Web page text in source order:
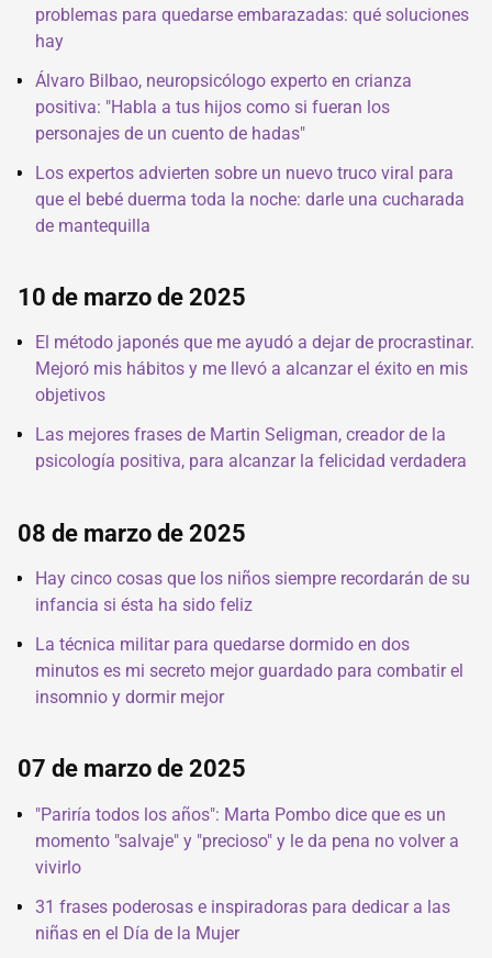
problemas para quedarse embarazadas: qué soluciones
hay
Álvaro Bilbao, neuropsicólogo experto en crianza
positiva: "Habla a tus hijos como si fueran los
personajes de un cuento de hadas"
Los expertos advierten sobre un nuevo truco viral para
que el bebé duerma toda la noche: darle una cucharada
de mantequilla
10 de marzo de 2025
El método japonés que me ayudó a dejar de procrastinar.
Mejoró mis hábitos y me llevó a alcanzar el éxito en mis
objetivos
Las mejores frases de Martin Seligman, creador de la
psicología positiva, para alcanzar la felicidad verdadera
08 de marzo de 2025
Hay cinco cosas que los niños siempre recordarán de su
infancia si ésta ha sido feliz
La técnica militar para quedarse dormido en dos
minutos es mi secreto mejor guardado para combatir el
insomnio y dormir mejor
07 de marzo de 2025
"Pariría todos los años": Marta Pombo dice que es un
momento "salvaje" y "precioso" y le da pena no volver a
vivirlo
31 frases poderosas e inspiradoras para dedicar a las
niñas en el Día de la Mujer